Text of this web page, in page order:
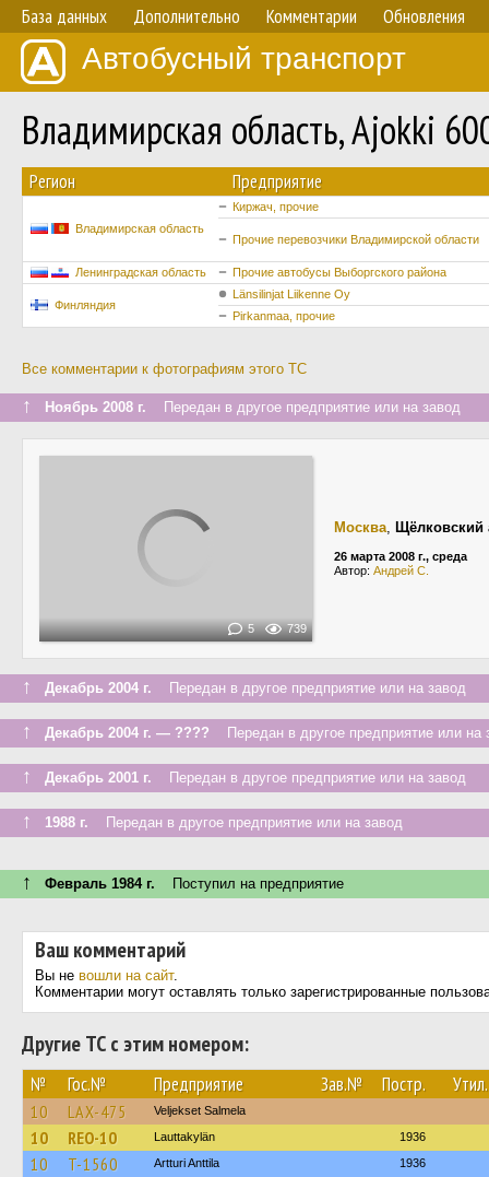
База данных Дополнительно Комментарии Обновления
Автобусный транспорт
Владимирская область, Ajokki
Регион Предприятие
Владимирская область
Киржач, прочие
Прочие перевозчики Владимирской области
Ленинградская область Прочие автобусы Выборгского района
Финляндия
Länsilinjat Liikenne Oy
Pirkanmaa, прочие
Все комментарии к фотографиям этого ТС
↑ Ноябрь 2008 г. Передан в другое предприятие или на завод
5 739
Москва, Щёлковский
26 марта 2008 г., среда
Автор: Андрей С.
↑ Декабрь 2004 г. Передан в другое предприятие или на завод
↑ Декабрь 2004 г. — ???? Передан в другое предприятие или на
↑ Декабрь 2001 г. Передан в другое предприятие или на завод
↑ 1988 г. Передан в другое предприятие или на завод
↑ Февраль 1984 г. Поступил на предприятие
Ваш комментарий
Вы не вошли на сайт.
Комментарии могут оставлять только зарегистрированные
Другие ТС с этим номером:
№ Гос.№ Предприятие Зав.№ Постр. Утил.
10 LAX-475 Veljekset Salmela
10 REO-10 Lauttakylän 1936
10 T-1560 Artturi Anttila 1936